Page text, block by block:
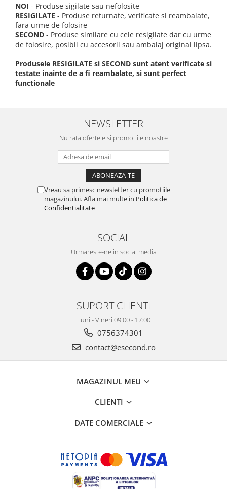
NOI - Produse sigilate sau nefolosite
RESIGILATE - Produse returnate, verificate si reambalate,
fara urme de folosire
SECOND - Produse similare cu cele resigilate dar cu urme
de folosire, posibil cu accesorii sau ambalaj original lipsa.
Produsele RESIGILATE si SECOND sunt atent verificate si
testate inainte de a fi reambalate, si sunt perfect
functionale
NEWSLETTER
Nu rata ofertele si promotiile noastre
Vreau sa primesc newsletter cu promotiile
magazinului. Afla mai multe in Politica de
Confidentialitate
SOCIAL
Urmareste-ne in social media
SUPORT CLIENTI
Luni - Vineri 09:00 - 17:00
0756374301
contact@esecond.ro
MAGAZINUL MEU
CLIENTI
DATE COMERCIALE